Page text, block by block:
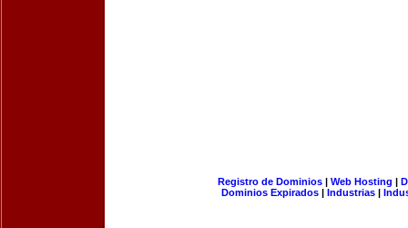
Registro de Dominios| Web Hosting |
Dominios Expirados | Industrias |